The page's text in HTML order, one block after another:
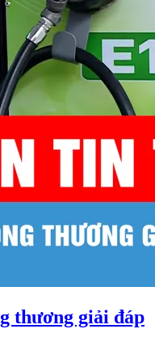
thương giải đáp